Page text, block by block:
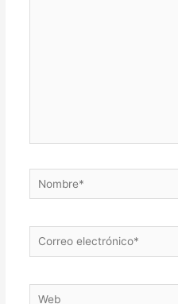
Nombre*
Correo
electrónico*
Web